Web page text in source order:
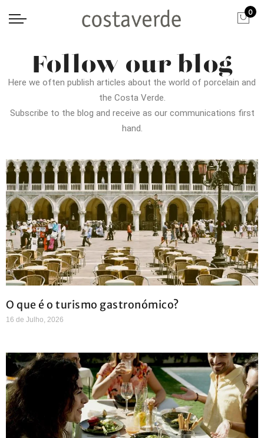
0
Follow our blog
Here we often publish articles about the world of porcelain and
the Costa Verde.
Subscribe to the blog and receive as our communications first
hand.
O que é o turismo gastronómico?
16 de Julho, 2026